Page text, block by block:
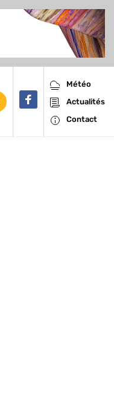
Météo
Actualités
Contact